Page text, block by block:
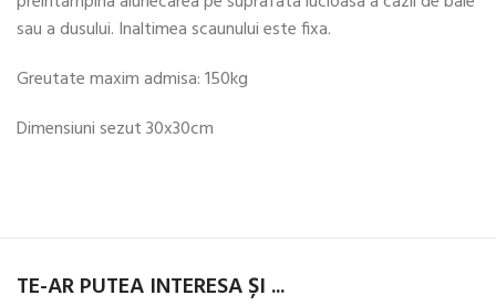
sau a dusului. Inaltimea scaunului este fixa.
Greutate maxim admisa: 150kg
Dimensiuni sezut 30x30cm
TE-AR PUTEA INTERESA ȘI ...